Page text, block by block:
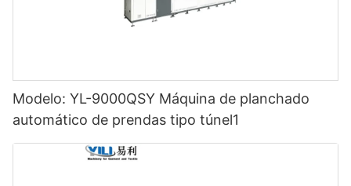
Modelo: YL-9000QSY Máquina de planchado
automático de prendas tipo túnel1